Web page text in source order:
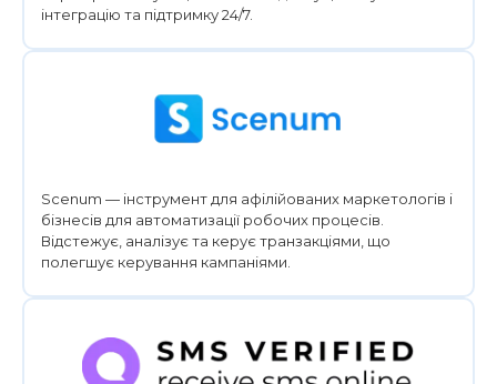
інтеграцію та підтримку 24/7.
Scenum — інструмент для афілійованих маркетологів і
бізнесів для автоматизації робочих процесів.
Відстежує, аналізує та керує транзакціями, що
полегшує керування кампаніями.